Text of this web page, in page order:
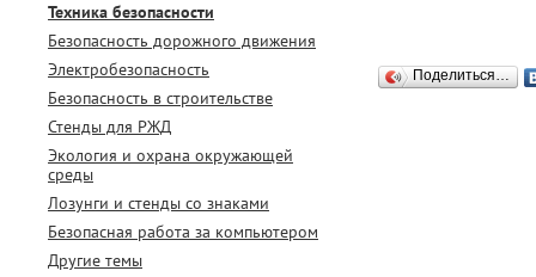
Техника безопасности
Безопасность дорожного движения
Электробезопасность
Безопасность в строительстве
Стенды для РЖД
Экология и охрана окружающей
среды
Лозунги и стенды со знаками
Безопасная работа за компьютером
Другие темы
Поделиться…